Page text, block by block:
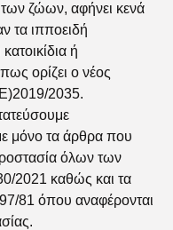
ζώων, αφήνει κενά
τα ιπποειδή
ή
ορίζει ο νέος
2035.
μόνο τα άρθρα που
όλων των
2021 καθώς και τα
81 όπου αναφέρονται